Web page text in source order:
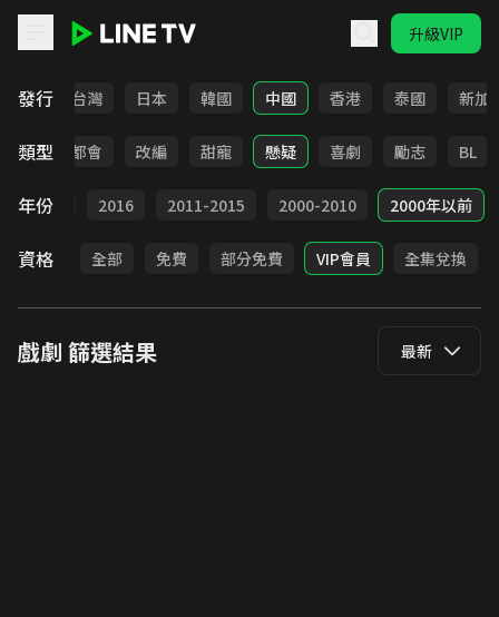
升級VIP
發行
全部 台灣 日本 韓國 中國 香港 泰國 新加
類型
愛情 都會 改編 甜寵 懸疑 喜劇 勵志 BL
年份
2017 2016 2011-2015 2000-2010 2000年以前
資格 全部 免費 部分免費 VIP會員 全集兌換
戲劇 篩選結果 最新